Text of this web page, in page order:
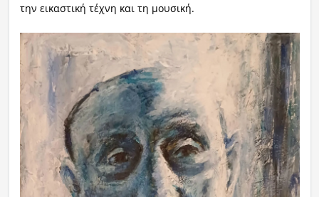
την εικαστική τέχνη και τη μουσική.